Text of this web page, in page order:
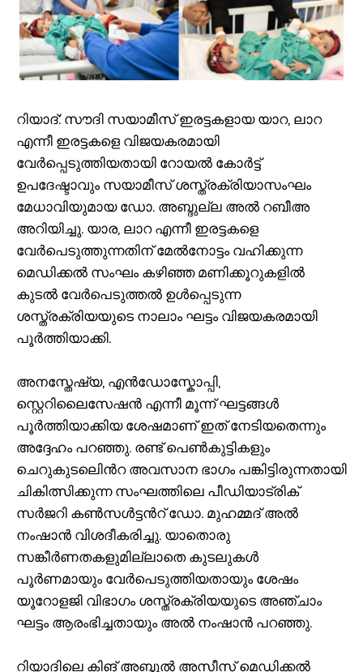
റിയാദ്: സൗദി സയാമീസ് ഇരട്ടകളായ യാറ, ലാറ
എന്നീ ഇരട്ടകളെ വിജയകരമായി
വേർപ്പെടുത്തിയതായി റോയൽ കോർട്ട്
ഉപദേഷ്ടാവും സയാമീസ് ശസ്ത്രക്രിയാസംഘം
മേധാവിയുമായ ഡോ. അബ്ദുല്ല അൽ റബീഅ
അറിയിച്ചു. യാര, ലാറ എന്നീ ഇരട്ടകളെ
വേർപെടുത്തുന്നതിന് മേൽനോട്ടം വഹിക്കുന്ന
മെഡിക്കൽ സംഘം കഴിഞ്ഞ മണിക്കൂറുകളിൽ
കുടൽ വേർപെടുത്തൽ ഉൾപ്പെടുന്ന
ശസ്ത്രക്രിയയുടെ നാലാം ഘട്ടം വിജയകരമായി
പൂർത്തിയാക്കി.
അനസ്തേഷ്യ, എൻഡോസ്കോപ്പി,
സ്റ്റെറിലൈസേഷൻ എന്നീ മൂന്ന് ഘട്ടങ്ങൾ
പൂർത്തിയാക്കിയ ശേഷമാണ് ഇത് നേടിയതെന്നും
അദ്ദേഹം പറഞ്ഞു. രണ്ട് പെൺകുട്ടികളും
ചെറുകുടലിെൻറ അവസാന ഭാഗം പങ്കിട്ടിരുന്നതായി
ചികിത്സിക്കുന്ന സംഘത്തിലെ പീഡിയാട്രിക്
സർജറി കൺസൾട്ടൻറ് ഡോ. മുഹമ്മദ് അൽ
നംഷാൻ വിശദീകരിച്ചു. യാതൊരു
സങ്കീർണതകളുമില്ലാതെ കുടലുകൾ
പൂർണമായും വേർപെടുത്തിയതായും ശേഷം
യൂറോളജി വിഭാഗം ശസ്ത്രക്രിയയുടെ അഞ്ചാം
ഘട്ടം ആരംഭിച്ചതായും അൽ നംഷാൻ പറഞ്ഞു.
റിയാദിലെ കിങ് അബ്ദുൽ അസീസ് മെഡിക്കൽ